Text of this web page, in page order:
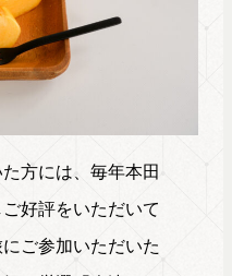
方には、毎年本田
好評をいただいて
ご参加いただいた